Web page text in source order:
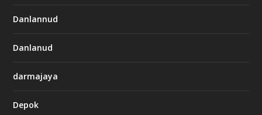
Danlannud
Danlanud
darmajaya
Depok